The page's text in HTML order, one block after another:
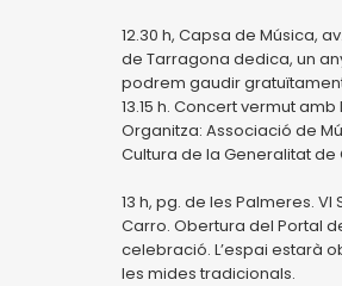
12.30 h, Capsa de Música,
de Tarragona dedica, un
podrem gaudir gratuïtament
13.15 h. Concert vermut
Organitza: Associació de
Cultura de la Generalitat de
13 h, pg. de les Palmeres.
Carro. Obertura del Portal
celebració. L’espai estarà
les mides tradicionals.